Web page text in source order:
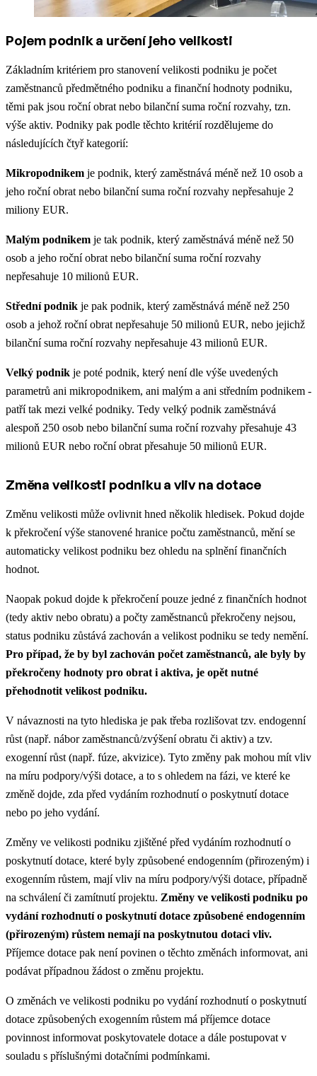
Pojem podnik a určení jeho velikosti
Základním kritériem pro stanovení velikosti podniku je počet
zaměstnanců předmětného podniku a finanční hodnoty podniku,
těmi pak jsou roční obrat nebo bilanční suma roční rozvahy, tzn.
výše aktiv. Podniky pak podle těchto kritérií rozdělujeme do
následujících čtyř kategorií:
Mikropodnikem je podnik, který zaměstnává méně než 10 osob a
jeho roční obrat nebo bilanční suma roční rozvahy nepřesahuje 2
miliony EUR.
Malým podnikem je tak podnik, který zaměstnává méně než 50
osob a jeho roční obrat nebo bilanční suma roční rozvahy
nepřesahuje 10 milionů EUR.
Střední podnik je pak podnik, který zaměstnává méně než 250
osob a jehož roční obrat nepřesahuje 50 milionů EUR, nebo jejichž
bilanční suma roční rozvahy nepřesahuje 43 milionů EUR.
Velký podnik je poté podnik, který není dle výše uvedených
parametrů ani mikropodnikem, ani malým a ani středním podnikem -
patří tak mezi velké podniky. Tedy velký podnik zaměstnává
alespoň 250 osob nebo bilanční suma roční rozvahy přesahuje 43
milionů EUR nebo roční obrat přesahuje 50 milionů EUR.
Změna velikosti podniku a vliv na dotace
Změnu velikosti může ovlivnit hned několik hledisek. Pokud dojde
k překročení výše stanovené hranice počtu zaměstnanců, mění se
automaticky velikost podniku bez ohledu na splnění finančních
hodnot.
Naopak pokud dojde k překročení pouze jedné z finančních hodnot
(tedy aktiv nebo obratu) a počty zaměstnanců překročeny nejsou,
status podniku zůstává zachován a velikost podniku se tedy nemění.
Pro případ, že by byl zachován počet zaměstnanců, ale byly by
překročeny hodnoty pro obrat i aktiva, je opět nutné
přehodnotit velikost podniku.
V návaznosti na tyto hlediska je pak třeba rozlišovat tzv. endogenní
růst (např. nábor zaměstnanců/zvýšení obratu či aktiv) a tzv.
exogenní růst (např. fúze, akvizice). Tyto změny pak mohou mít vliv
na míru podpory/výši dotace, a to s ohledem na fázi, ve které ke
změně dojde, zda před vydáním rozhodnutí o poskytnutí dotace
nebo po jeho vydání.
Změny ve velikosti podniku zjištěné před vydáním rozhodnutí o
poskytnutí dotace, které byly způsobené endogenním (přirozeným) i
exogenním růstem, mají vliv na míru podpory/výši dotace, případně
na schválení či zamítnutí projektu. Změny ve velikosti podniku po
vydání rozhodnutí o poskytnutí dotace způsobené endogenním
(přirozeným) růstem nemají na poskytnutou dotaci vliv.
Příjemce dotace pak není povinen o těchto změnách informovat, ani
podávat případnou žádost o změnu projektu.
O změnách ve velikosti podniku po vydání rozhodnutí o poskytnutí
dotace způsobených exogenním růstem má příjemce dotace
povinnost informovat poskytovatele dotace a dále postupovat v
souladu s příslušnými dotačními podmínkami.